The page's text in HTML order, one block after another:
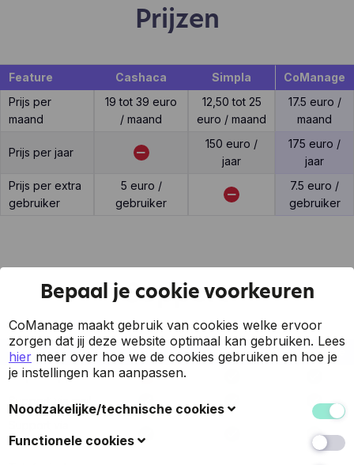
Prijzen
Feature Cashaca Simpla
CoManage
Prijs per
maand
19 tot 39 euro
/ maand
12,50 tot 25
euro / maand
17.5 euro /
maand
Prijs per jaar
150 euro /
jaar
175 euro /
jaar
Prijs per extra
gebruiker
5 euro /
gebruiker
7.5 euro /
gebruiker
Support
Feature Cashaca Simpla
CoManage
7 op 7 support
Support via mail
online chat
Bepaal je cookie voorkeuren
CoManage maakt gebruik van cookies welke ervoor
zorgen dat jij deze website optimaal kan gebruiken. Lees
hier meer over hoe we de cookies gebruiken en hoe je
je instellingen kan aanpassen.
Noodzakelijke/technische cookies
Deze cookies verzamelen gegevens om de
gebruiksvriendelijkheid van de website en de ervaring
Functionele cookies